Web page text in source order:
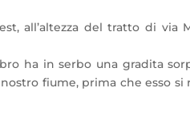
all’altezza del tratto di via
ha in serbo una gradita
fiume, prima che esso